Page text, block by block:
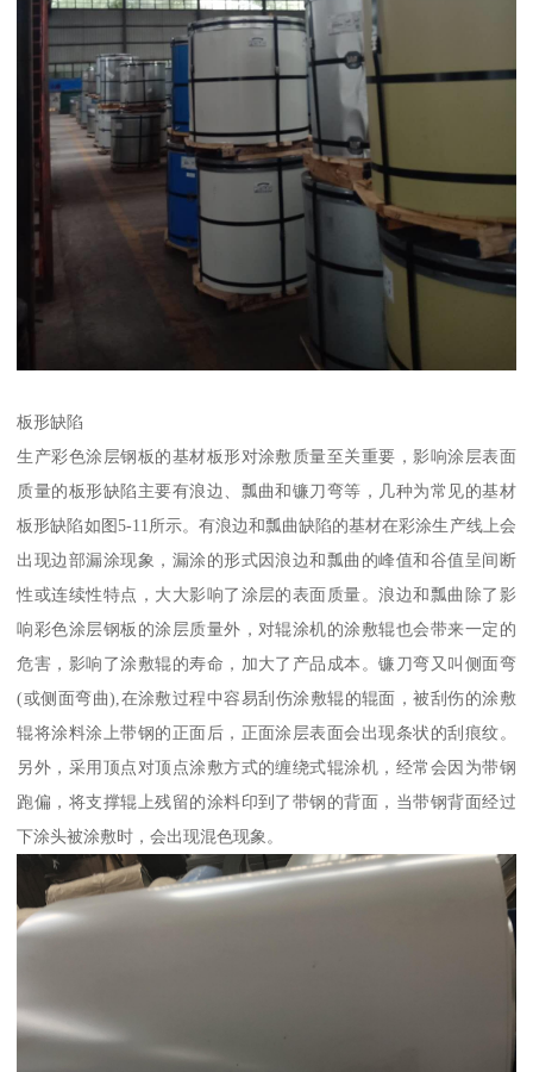
板形缺陷
生产彩色涂层钢板的基材板形对涂敷质量至关重要，影响涂层表面
质量的板形缺陷主要有浪边、瓢曲和镰刀弯等，几种为常见的基材
板形缺陷如图5-11所示。有浪边和瓢曲缺陷的基材在彩涂生产线上会
出现边部漏涂现象，漏涂的形式因浪边和瓢曲的峰值和谷值呈间断
性或连续性特点，大大影响了涂层的表面质量。浪边和瓢曲除了影
响彩色涂层钢板的涂层质量外，对辊涂机的涂敷辊也会带来一定的
危害，影响了涂敷辊的寿命，加大了产品成本。镰刀弯又叫侧面弯
(或侧面弯曲),在涂敷过程中容易刮伤涂敷辊的辊面，被刮伤的涂敷
辊将涂料涂上带钢的正面后，正面涂层表面会出现条状的刮痕纹。
另外，采用顶点对顶点涂敷方式的缠绕式辊涂机，经常会因为带钢
跑偏，将支撑辊上残留的涂料印到了带钢的背面，当带钢背面经过
下涂头被涂敷时，会出现混色现象。